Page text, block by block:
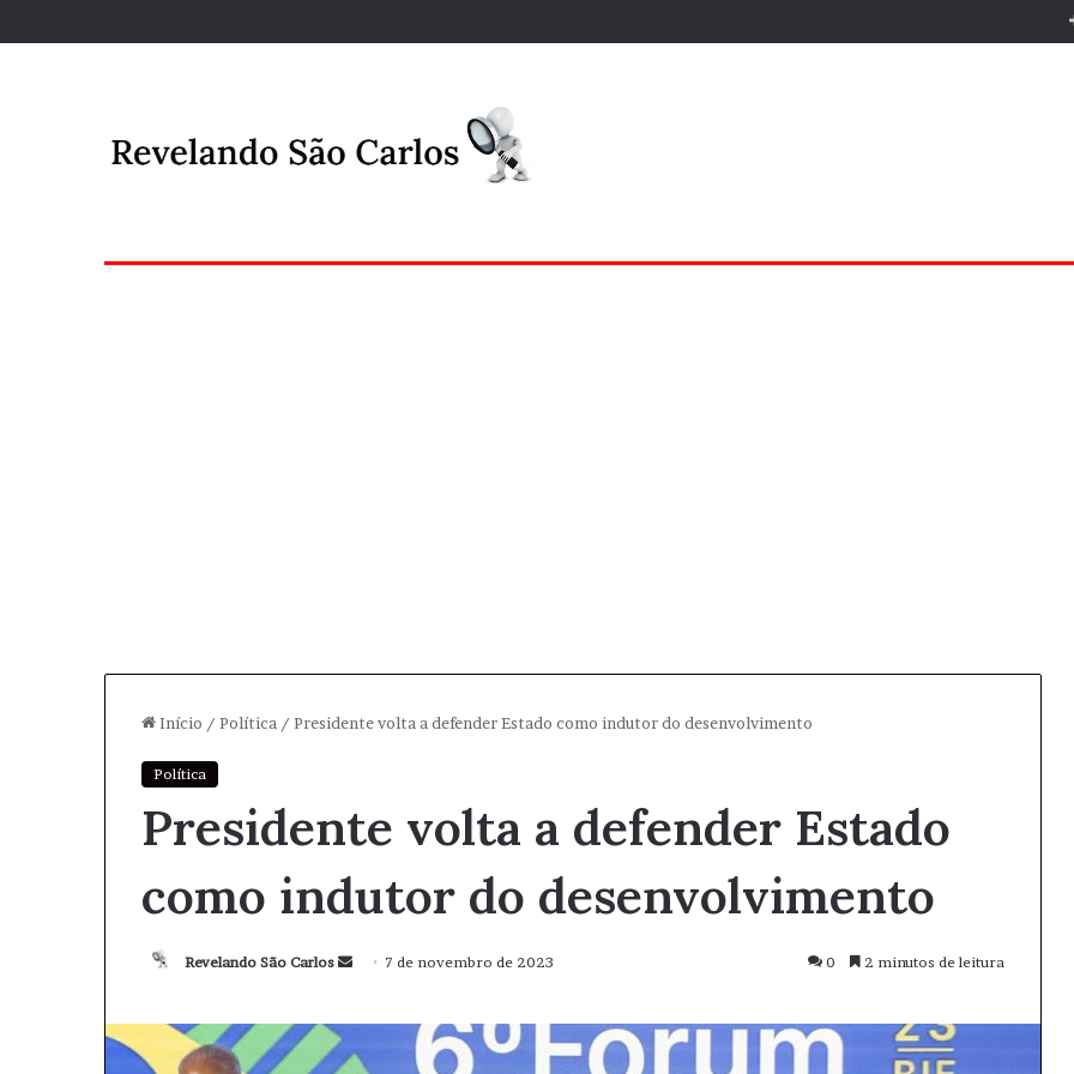
Início / Política / Presidente volta a defender Estado como indutor do desenvolvimento
Política
Presidente volta a defender Estado
como indutor do desenvolvimento
Revelando São Carlos
d
7 de novembro de 2023 0 2 minutos de leitura